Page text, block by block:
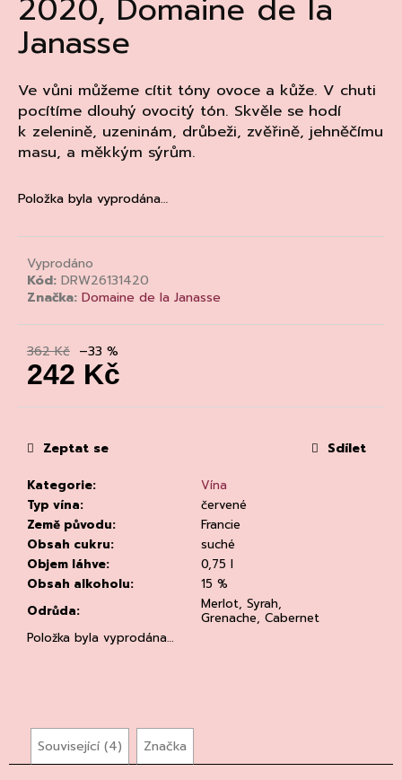
2020, Domaine de la
Janasse
Ve vůni můžeme cítit tóny ovoce a kůže. V chuti
pocítíme dlouhý ovocitý tón. Skvěle se hodí
k zelenině, uzeninám, drůbeži, zvěřině, jehněčímu
masu, a měkkým sýrům.
Položka byla vyprodána…
Vyprodáno
Kód: DRW26131420
Značka: Domaine de la Janasse
362 Kč –33 %
242 Kč
cena:
Kategorie:
Vína
Typ vína:
červené
Země původu:
Francie
Obsah cukru:
suché
Objem láhve:
0,75 l
Obsah alkoholu:
15 %
Odrůda:
Merlot, Syrah,
Grenache, Cabernet
Položka byla vyprodána…
Zeptat se Sdílet
Související (4) Značka
a
j
t
?
HLEDAT
D
o
p
o
č
m
e
RIESLING
LOOSEN
DR.
LOOSEN